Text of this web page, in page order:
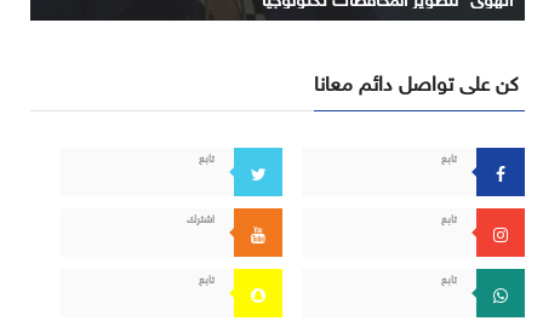
كن على تواصل دائم معانا
تابع تابع
تابع اشترك
تابع تابع